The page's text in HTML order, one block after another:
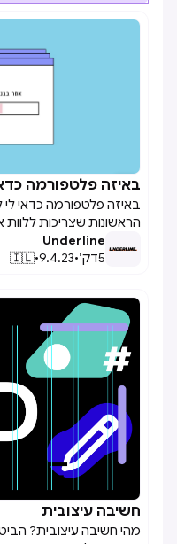

באיזה פלטפורמה
באיזה פלטפורמה כדאי
הראשונות שצריכות
היא הפלטפורמה
עצמאי/עסק/חברה/עמותה
Underline
5דק׳•
9.4.23
•
🇮🇱

חשיבה עיצובית
מהי חשיבה עיצובית?